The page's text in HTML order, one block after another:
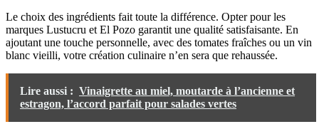
Le choix des ingrédients fait toute la différence. Opter pour les
marques Lustucru et El Pozo garantit une qualité satisfaisante. En
ajoutant une touche personnelle, avec des tomates fraîches ou un vin
blanc vieilli, votre création culinaire n’en sera que rehaussée.
Lire aussi : Vinaigrette au miel, moutarde à l’ancienne et
estragon, l’accord parfait pour salades vertes